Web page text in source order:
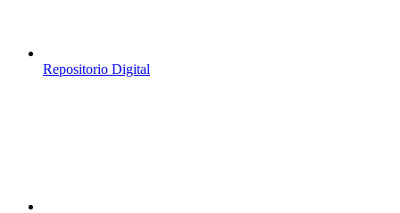
Repositorio Digital